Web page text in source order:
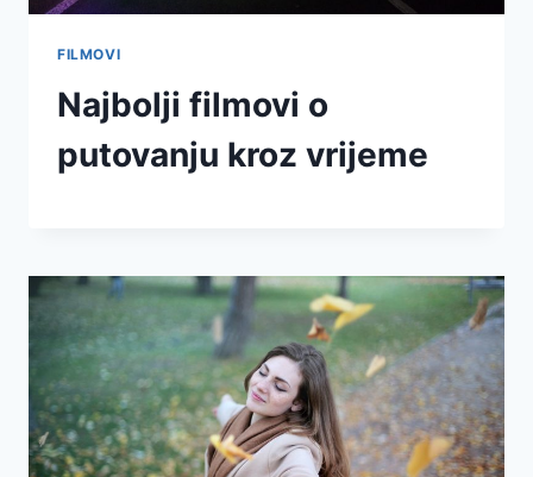
FILMOVI
Najbolji filmovi o
putovanju kroz vrijeme